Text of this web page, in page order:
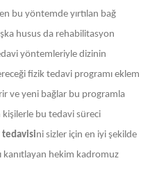
bu yöntemde yırtılan bağ
husus da rehabilitasyon
yöntemleriyle dizinin
fizik tedavi programı eklem
ve yeni bağlar bu programla
bu tedavi süreci
tedavisini sizler için en iyi şekilde
kanıtlayan hekim kadromuz